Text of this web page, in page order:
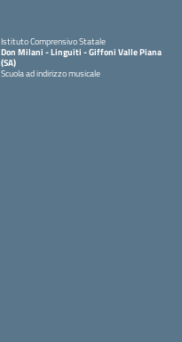
Istituto Comprensivo Statale
Don Milani - Linguiti - Giffoni Valle Piana
(SA)
Scuola ad indirizzo musicale